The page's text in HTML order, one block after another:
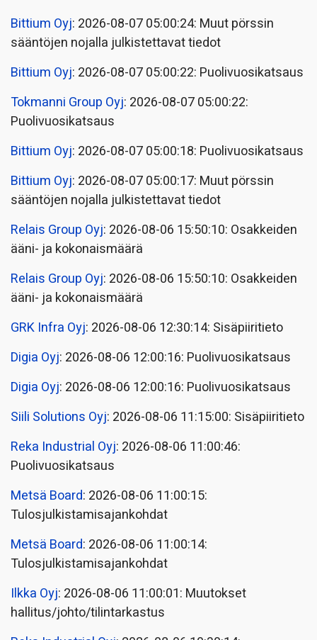
Bittium Oyj: 2026-08-07 05:00:24: Muut pörssin
sääntöjen nojalla julkistettavat tiedot
Bittium Oyj: 2026-08-07 05:00:22: Puolivuosikatsaus
Tokmanni Group Oyj: 2026-08-07 05:00:22:
Puolivuosikatsaus
Bittium Oyj: 2026-08-07 05:00:18: Puolivuosikatsaus
Bittium Oyj: 2026-08-07 05:00:17: Muut pörssin
sääntöjen nojalla julkistettavat tiedot
Relais Group Oyj: 2026-08-06 15:50:10: Osakkeiden
ääni- ja kokonaismäärä
Relais Group Oyj: 2026-08-06 15:50:10: Osakkeiden
ääni- ja kokonaismäärä
GRK Infra Oyj: 2026-08-06 12:30:14: Sisäpiiritieto
Digia Oyj: 2026-08-06 12:00:16: Puolivuosikatsaus
Digia Oyj: 2026-08-06 12:00:16: Puolivuosikatsaus
Siili Solutions Oyj: 2026-08-06 11:15:00: Sisäpiiritieto
Reka Industrial Oyj: 2026-08-06 11:00:46:
Puolivuosikatsaus
Metsä Board: 2026-08-06 11:00:15:
Tulosjulkistamisajankohdat
Metsä Board: 2026-08-06 11:00:14:
Tulosjulkistamisajankohdat
Ilkka Oyj: 2026-08-06 11:00:01: Muutokset
hallitus/johto/tilintarkastus